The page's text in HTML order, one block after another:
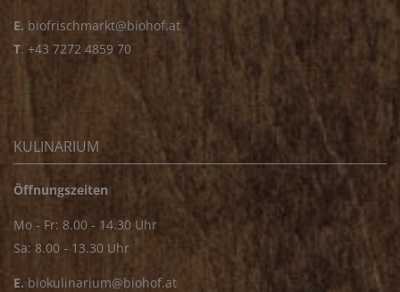
E. biofrischmarkt@biohof.at
T. +43 7272 4859 70
KULINARIUM
Öffnungszeiten
Mo - Fr: 8.00 - 14.30 Uhr
Sa: 8.00 - 13.30 Uhr
E. biokulinarium@biohof.at